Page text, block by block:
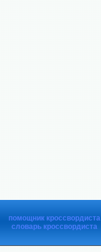
помощник кроссвордиста
словарь кроссвордиста